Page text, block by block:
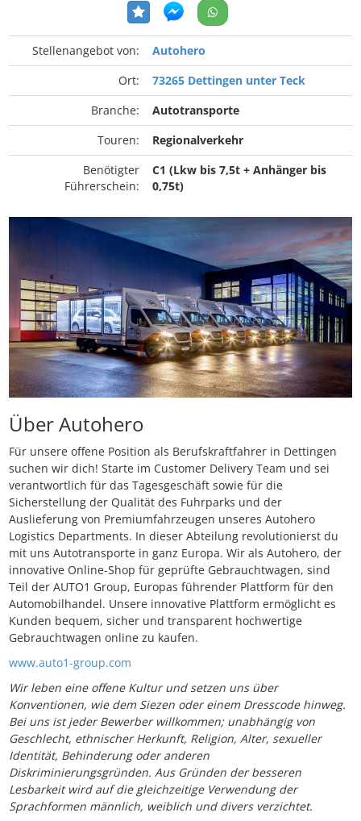
Stellenangebot von:
Autohero
Ort:
73265 Dettingen unter Teck
Branche:
Autotransporte
Touren:
Regionalverkehr
Benötigter
Führerschein:
C1 (Lkw bis 7,5t + Anhänger bis
0,75t)
Über Autohero
Für unsere offene Position als Berufskraftfahrer in Dettingen
suchen wir dich! Starte im Customer Delivery Team und sei
verantwortlich für das Tagesgeschäft sowie für die
Sicherstellung der Qualität des Fuhrparks und der
Auslieferung von Premiumfahrzeugen unseres Autohero
Logistics Departments. In dieser Abteilung revolutionierst du
mit uns Autotransporte in ganz Europa. Wir als Autohero, der
innovative Online-Shop für geprüfte Gebrauchtwagen, sind
Teil der AUTO1 Group, Europas führender Plattform für den
Automobilhandel. Unsere innovative Plattform ermöglicht es
Kunden bequem, sicher und transparent hochwertige
Gebrauchtwagen online zu kaufen.
www.auto1-group.com
Wir leben eine offene Kultur und setzen uns über
Konventionen, wie dem Siezen oder einem Dresscode hinweg.
Bei uns ist jeder Bewerber willkommen; unabhängig von
Geschlecht, ethnischer Herkunft, Religion, Alter, sexueller
Identität, Behinderung oder anderen
Diskriminierungsgründen. Aus Gründen der besseren
Lesbarkeit wird auf die gleichzeitige Verwendung der
Sprachformen männlich, weiblich und divers verzichtet.